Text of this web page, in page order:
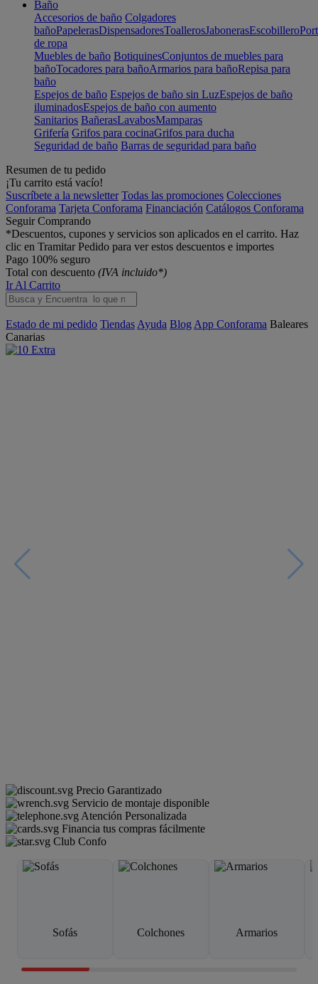
Baño
Accesorios de baño Colgadores
bañoPapelerasDispensadoresToallerosJabonerasEscobillero
de ropa
Muebles de baño BotiquinesConjuntos de muebles para
bañoTocadores para bañoArmarios para bañoRepisa para
baño
Espejos de baño Espejos de baño sin LuzEspejos de baño
iluminadosEspejos de baño con aumento
Sanitarios BañerasLavabosMamparas
Grifería Grifos para cocinaGrifos para ducha
Seguridad de baño Barras de seguridad para baño
Resumen de tu pedido
¡Tu carrito está vacío!
Suscríbete a la newsletter Todas las promociones Colecciones
Conforama Tarjeta Conforama Financiación Catálogos Conforama
Seguir Comprando
*Descuentos, cupones y servicios son aplicados en el carrito. Haz
clic en Tramitar Pedido para ver estos descuentos e importes
Pago 100% seguro
Total con descuento (IVA incluido*)
Ir Al Carrito
Estado de mi pedido Tiendas Ayuda Blog App Conforama Baleares
Canarias
Precio Garantizado
Servicio de montaje disponible
Atención Personalizada
Financia tus compras fácilmente
Club Confo
Sofás Colchones Armarios